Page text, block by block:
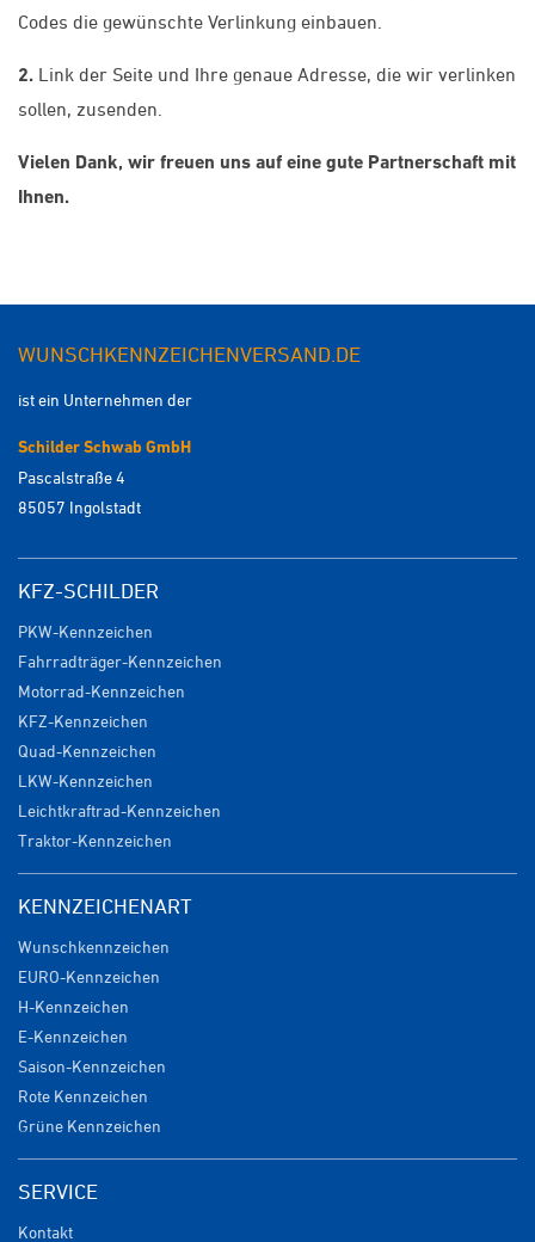
Codes die gewünschte Verlinkung einbauen.
2. Link der Seite und Ihre genaue Adresse, die wir verlinken
sollen, zusenden.
Vielen Dank, wir freuen uns auf eine gute Partnerschaft mit
Ihnen.
WUNSCHKENNZEICHENVERSAND.DE
ist ein Unternehmen der
Schilder Schwab GmbH
Pascalstraße 4
85057 Ingolstadt
KFZ-SCHILDER
PKW-Kennzeichen
Fahrradträger-Kennzeichen
Motorrad-Kennzeichen
KFZ-Kennzeichen
Quad-Kennzeichen
LKW-Kennzeichen
Leichtkraftrad-Kennzeichen
Traktor-Kennzeichen
KENNZEICHENART
Wunschkennzeichen
EURO-Kennzeichen
H-Kennzeichen
E-Kennzeichen
Saison-Kennzeichen
Rote Kennzeichen
Grüne Kennzeichen
SERVICE
Kontakt